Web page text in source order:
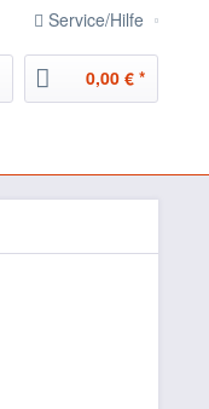
Service/Hilfe
0,00 € *